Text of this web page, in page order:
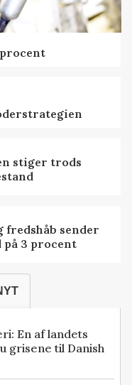
stiger trods
fredshåb sender
på 3 procent
En af landets
grisene til Danish